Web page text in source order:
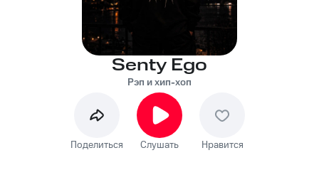
Senty Ego
Рэп и хип-хоп
Поделиться Слушать Нравится